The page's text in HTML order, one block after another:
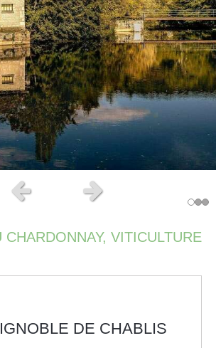
Slide précédent Slide suivant
CHARDONNAY, VITICULTURE
DE CHABLIS